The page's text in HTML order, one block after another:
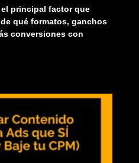
principal factor que
qué formatos, ganchos
conversiones con